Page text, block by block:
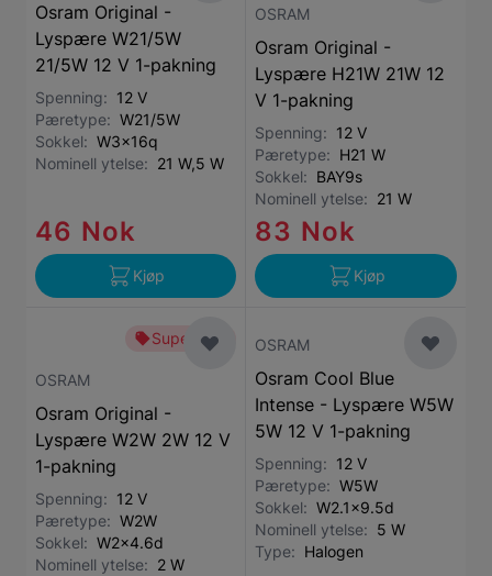
Osram Original -
Lyspære W21/5W
21/5W 12 V 1-pakning
Spenning: 12 V
Pæretype: W21/5W
Sokkel: W3x16q
Nominell ytelse: 21 W,5 W
46 Nok
Kjøp
OSRAM
Osram Original -
Lyspære H21W 21W 12
V 1-pakning
Spenning: 12 V
Pæretype: H21 W
Sokkel: BAY9s
Nominell ytelse: 21 W
83 Nok
Kjøp
Superbillig
OSRAM
Osram Original -
Lyspære W2W 2W 12 V
1-pakning
Spenning: 12 V
Pæretype: W2W
Sokkel: W2x4.6d
Nominell ytelse: 2 W
OSRAM
Osram Cool Blue
Intense - Lyspære W5W
5W 12 V 1-pakning
Spenning: 12 V
Pæretype: W5W
Sokkel: W2.1x9.5d
Nominell ytelse: 5 W
Type: Halogen